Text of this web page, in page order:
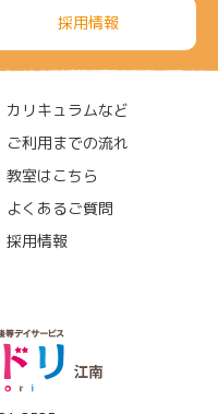
採用情報
カリキュラムなど
ご利用までの流れ
教室はこちら
よくあるご質問
採用情報